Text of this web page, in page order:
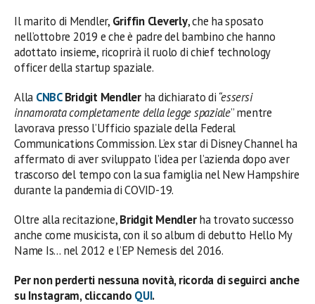
Il marito di Mendler, Griffin Cleverly, che ha sposato
nell’ottobre 2019 e che è padre del bambino che hanno
adottato insieme, ricoprirà il ruolo di chief technology
officer della startup spaziale.
Alla CNBCBridgit Mendlerha dichiarato di“essersi
innamorata completamente della legge spaziale” mentre
lavorava presso l’Ufficio spaziale della Federal
Communications Commission. L’ex star di Disney Channel ha
affermato di aver sviluppato l’idea per l’azienda dopo aver
trascorso del tempo con la sua famiglia nel New Hampshire
durante la pandemia di COVID-19.
Oltre alla recitazione,Bridgit Mendlerha trovato successo
anche come musicista, con il so album di debutto Hello My
Name Is… nel 2012 e l’EP Nemesis del 2016.
Per non perderti nessuna novità, ricorda di seguirci anche
su Instagram, cliccando QUI.